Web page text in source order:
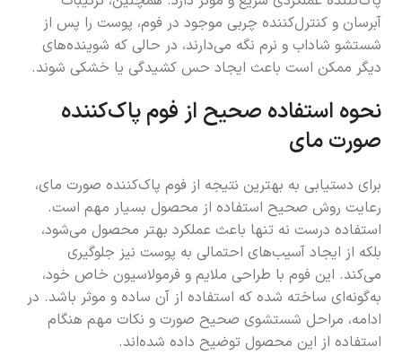
آبرسان و کنترل‌کننده چربی موجود در فوم، پوست را پس از
شستشو شاداب و نرم نگه می‌دارند، در حالی که شوینده‌های
دیگر ممکن است باعث ایجاد حس کشیدگی یا خشکی شوند.
نحوه استفاده صحیح از فوم پاک‌کننده
صورت مای
برای دستیابی به بهترین نتیجه از فوم پاک‌کننده صورت مای،
رعایت روش صحیح استفاده از محصول بسیار مهم است.
استفاده درست نه تنها باعث عملکرد بهتر محصول می‌شود،
بلکه از ایجاد آسیب‌های احتمالی به پوست نیز جلوگیری
می‌کند. این فوم با طراحی ملایم و فرمولاسیون خاص خود،
به‌گونه‌ای ساخته شده که استفاده از آن ساده و موثر باشد. در
ادامه، مراحل شستشوی صحیح صورت و نکات مهم هنگام
استفاده از این محصول توضیح داده شده‌اند.